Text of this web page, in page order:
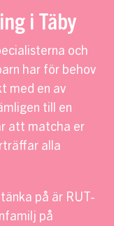
i Täby
och
har för behov
med en av
till en
att matcha er
alla
på är RUT-
på